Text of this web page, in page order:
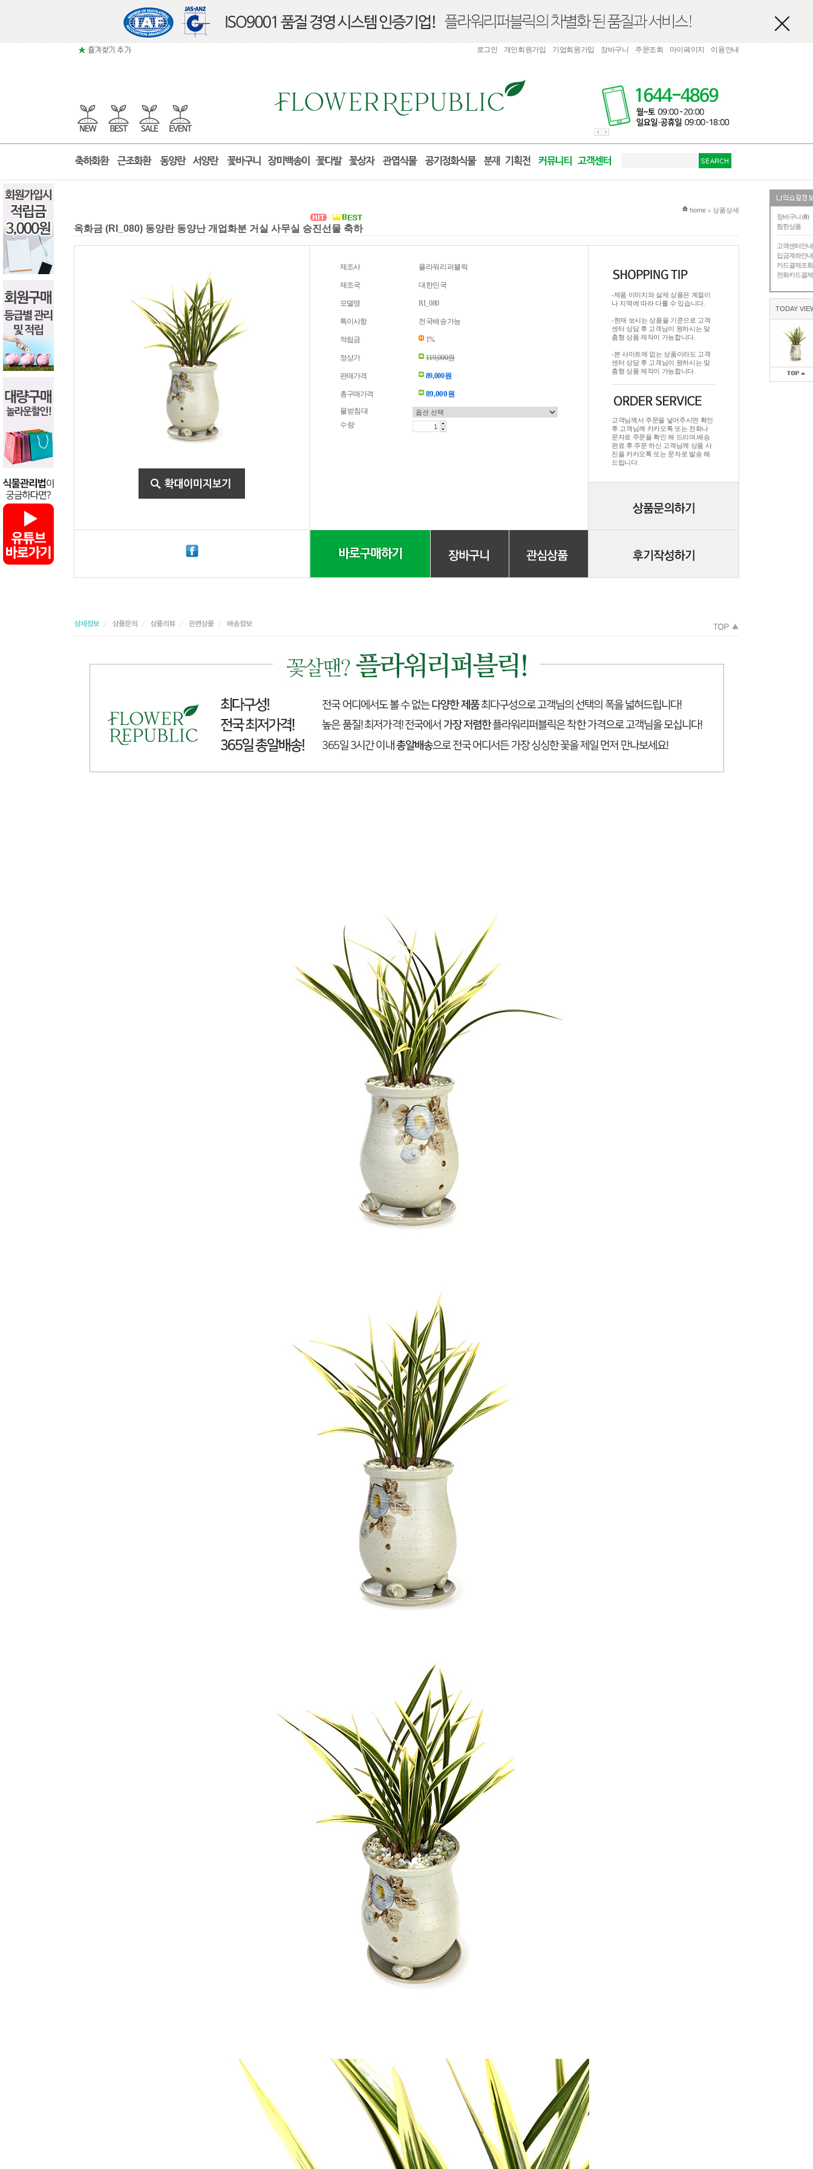
장바구니 (0)
찜한상품
고객센터안내
입금계좌안내
카드결제조회
전화카드결제
TODAY
로그인 개인회원가입 기업회원가입 장바구니 주문조회 마이페이지 이용안내
현재 위치
home > 상품상세
옥화금 (RI_080) 동양란 동양난 개업화분 거실 사무실 승진선물 축하
제조사 플라워리퍼블릭
제조국 대한민국
모델명 RI_080
특이사항 전국배송가능
적립금 1%
정상가 119,000원
판매가격 89,000원
총구매가격 89,000원
물받침대
수량
-제품 이미지와 실제 상품은 계절이
나 지역에 따라 다를 수 있습니다.
-현재 보시는 상품을 기준으로 고객
센터 상담 후 고객님이 원하시는 맞
춤형 상품 제작이 가능합니다.
-본 사이트에 없는 상품이라도 고객
센터 상담 후 고객님이 원하시는 맞
춤형 상품 제작이 가능합니다.
고객님께서 주문을 넣어주시면 확인
후 고객님께 카카오톡 또는 전화나
문자로 주문을 확인 해 드리며.배송
완료 후 주문 하신 고객님께 상품 사
진을 카카오톡 또는 문자로 발송 해
드립니다.